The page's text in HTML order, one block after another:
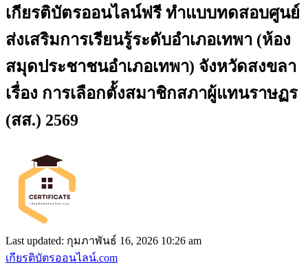
เกียรติบัตรออนไลน์ฟรี ทำแบบทดสอบศูนย์
ส่งเสริมการเรียนรู้ระดับอำเภอเทพา (ห้อง
สมุดประชาชนอำเภอเทพา) จังหวัดสงขลา
เรื่อง การเลือกตั้งสมาชิกสภาผู้แทนราษฏร
(สส.) 2569
Last updated: กุมภาพันธ์ 16, 2026 10:26 am
เกียรติบัตรออนไลน์.com